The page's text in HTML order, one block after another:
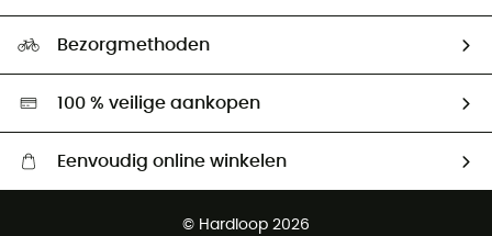
Ambassadeurs
Hardgreen
Bezorgmethoden
100 % veilige aankopen
Eenvoudig online winkelen
© Hardloop 2026